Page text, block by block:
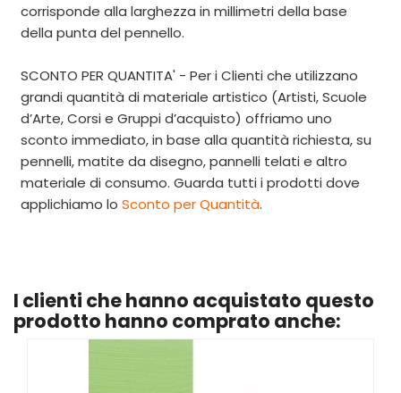
corrisponde alla larghezza in millimetri della base
della punta del pennello.
SCONTO PER QUANTITA' - Per i Clienti che utilizzano
grandi quantità di materiale artistico (Artisti, Scuole
d’Arte, Corsi e Gruppi d’acquisto) offriamo uno
sconto immediato, in base alla quantità richiesta, su
pennelli, matite da disegno, pannelli telati e altro
materiale di consumo. Guarda tutti i prodotti dove
applichiamo lo Sconto per Quantità.
I clienti che hanno acquistato questo
prodotto hanno comprato anche: